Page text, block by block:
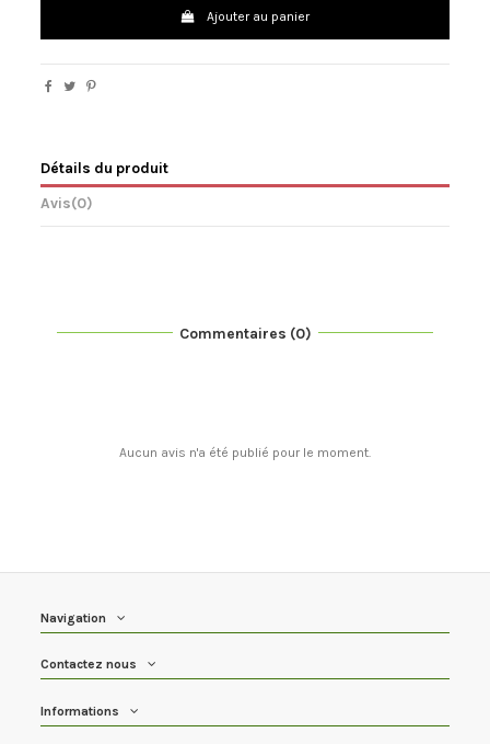
Ajouter au panier
Détails du produit
Avis(0)
Commentaires (0)
Aucun avis n'a été publié pour le moment.
Navigation
Contactez nous
Informations